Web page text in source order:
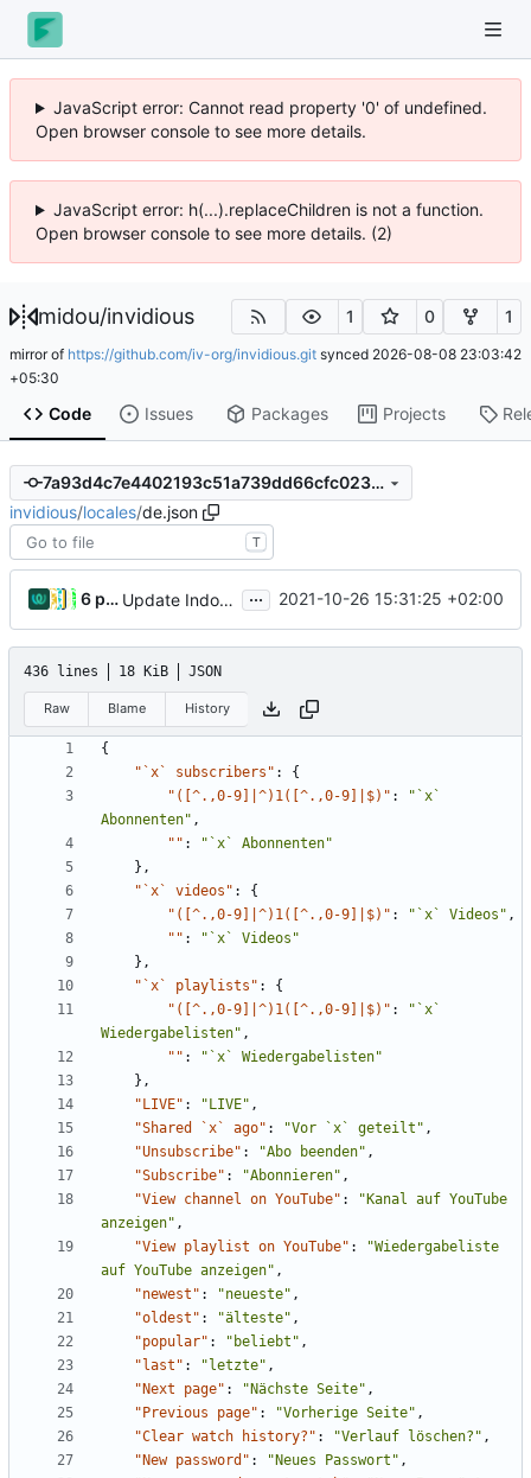
JavaScript error: Cannot read property '0' of undefined.
Open browser console to see more details.
JavaScript error: h(...).replaceChildren is not a function.
Open browser console to see more details. (2)
midou/invidious 1 0 1
mirror of https://github.com/iv-org/invidious.git synced 2026-08-08 23:03:42
+05:30
Code Issues Packages Projects
7a93d4c7e4402193c51a739dd66cfc023931a2a2
invidious/locales/de.json
T
6 people Update Indonesian translation ... 2021-10-26 15:31:25 +02:00
436 lines 18 KiB JSON
Raw Blame History
{
"`x` subscribers" :
{
"([^.,0-9]|^)1([^.,0-9]|$)" :
"`x`
Abonnenten" ,
"" :
"`x` Abonnenten"
},
"`x` videos" :
{
"([^.,0-9]|^)1([^.,0-9]|$)" : "`x` Videos" ,
"" :
"`x` Videos"
},
"`x` playlists" :
{
"([^.,0-9]|^)1([^.,0-9]|$)" :
"`x`
Wiedergabelisten" ,
"" :
"`x` Wiedergabelisten"
},
"LIVE" : "LIVE" ,
"Shared `x` ago" : "Vor `x` geteilt" ,
"Unsubscribe" : "Abo beenden" ,
"Subscribe" : "Abonnieren" ,
"View channel on YouTube" :
"Kanal auf YouTube
anzeigen" ,
"View playlist on YouTube" :
"Wiedergabeliste
auf YouTube anzeigen" ,
"newest" : "neueste" ,
"oldest" : "älteste" ,
"popular" : "beliebt" ,
"last" : "letzte" ,
"Next page" : "Nächste Seite" ,
"Previous page" : "Vorherige Seite" ,
"Clear watch history?" : "Verlauf löschen?" ,
"New password" : "Neues Passwort" ,